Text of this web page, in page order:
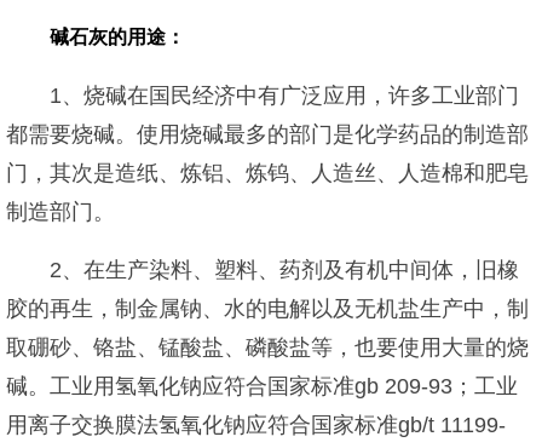
碱石灰的用途：
1、烧碱在国民经济中有广泛应用，许多工业部门
都需要烧碱。使用烧碱最多的部门是化学药品的制造部
门，其次是造纸、炼铝、炼钨、人造丝、人造棉和肥皂
制造部门。
2、在生产染料、塑料、药剂及有机中间体，旧橡
胶的再生，制金属钠、水的电解以及无机盐生产中，制
取硼砂、铬盐、锰酸盐、磷酸盐等，也要使用大量的烧
碱。工业用氢氧化钠应符合国家标准gb 209-93；工业
用离子交换膜法氢氧化钠应符合国家标准gb/t 11199-